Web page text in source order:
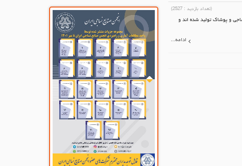
(تعداد بازدید : 2527
)
و پوشاک تولید شده اند و
ادامه...